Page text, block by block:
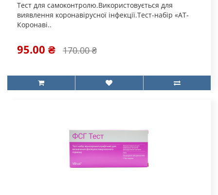
Тест для самоконтролю.Використовується для
виявлення коронавірусної інфекції.Тест-набір «АТ-
Коронаві..
95.00 ₴ 170.00 ₴